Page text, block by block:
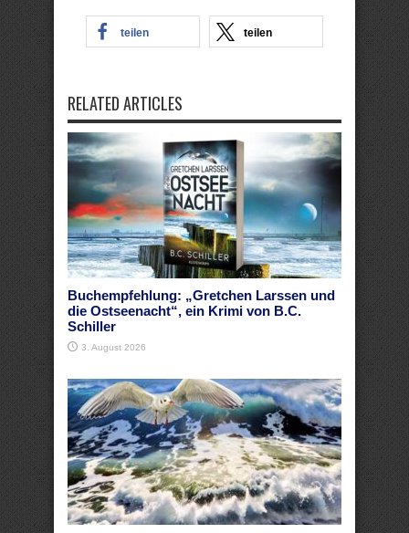
teilen teilen
RELATED ARTICLES
Buchempfehlung: „Gretchen Larssen und
die Ostseenacht“, ein Krimi von B.C.
Schiller
3. August 2026